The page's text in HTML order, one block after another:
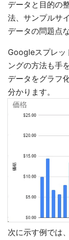
データと目的の
法、サンプルサ
データの問題点
Googleスプレッ
ングの方法も手
データをグラフ
分かります。
次に示す例では